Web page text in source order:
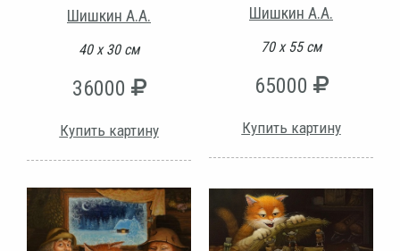
Шишкин А.А.
40 х 30 см
36000
Купить картину
Шишкин А.А.
70 х 55 см
65000
Купить картину